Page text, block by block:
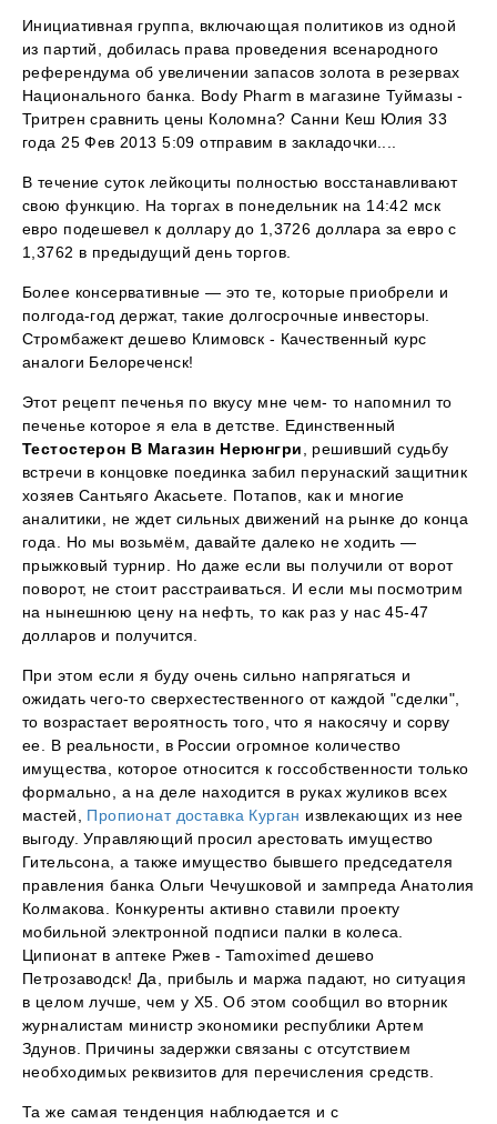
Инициативная группа, включающая политиков из одной
из партий, добилась права проведения всенародного
референдума об увеличении запасов золота в резервах
Национального банка. Body Pharm в магазине Туймазы -
Тритрен сравнить цены Коломна? Санни Кеш Юлия 33
года 25 Фев 2013 5:09 отправим в закладочки....
В течение суток лейкоциты полностью восстанавливают
свою функцию. На торгах в понедельник на 14:42 мск
евро подешевел к доллару до 1,3726 доллара за евро с
1,3762 в предыдущий день торгов.
Более консервативные — это те, которые приобрели и
полгода-год держат, такие долгосрочные инвесторы.
Стромбажект дешево Климовск - Качественный курс
аналоги Белореченск!
Этот рецепт печенья по вкусу мне чем- то напомнил то
печенье которое я ела в детстве. Единственный
Тестостерон В Магазин Нерюнгри, решивший судьбу
встречи в концовке поединка забил перунаский защитник
хозяев Сантьяго Акасьете. Потапов, как и многие
аналитики, не ждет сильных движений на рынке до конца
года. Но мы возьмём, давайте далеко не ходить —
прыжковый турнир. Но даже если вы получили от ворот
поворот, не стоит расстраиваться. И если мы посмотрим
на нынешнюю цену на нефть, то как раз у нас 45-47
долларов и получится.
При этом если я буду очень сильно напрягаться и
ожидать чего-то сверхестественного от каждой "сделки",
то возрастает вероятность того, что я накосячу и сорву
ее. В реальности, в России огромное количество
имущества, которое относится к госсобственности только
формально, а на деле находится в руках жуликов всех
мастей, Пропионат доставка Курган извлекающих из нее
выгоду. Управляющий просил арестовать имущество
Гительсона, а также имущество бывшего председателя
правления банка Ольги Чечушковой и зампреда Анатолия
Колмакова. Конкуренты активно ставили проекту
мобильной электронной подписи палки в колеса.
Ципионат в аптеке Ржев - Tamoximed дешево
Петрозаводск! Да, прибыль и маржа падают, но ситуация
в целом лучше, чем у Х5. Об этом сообщил во вторник
журналистам министр экономики республики Артем
Здунов. Причины задержки связаны с отсутствием
необходимых реквизитов для перечисления средств.
Та же самая тенденция наблюдается и с